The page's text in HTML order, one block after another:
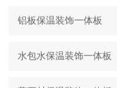
铝板保温装饰一体板
水包水保温装饰一体板